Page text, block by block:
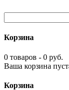
Корзина
0 товаров - 0 руб.
Ваша корзина
Корзина